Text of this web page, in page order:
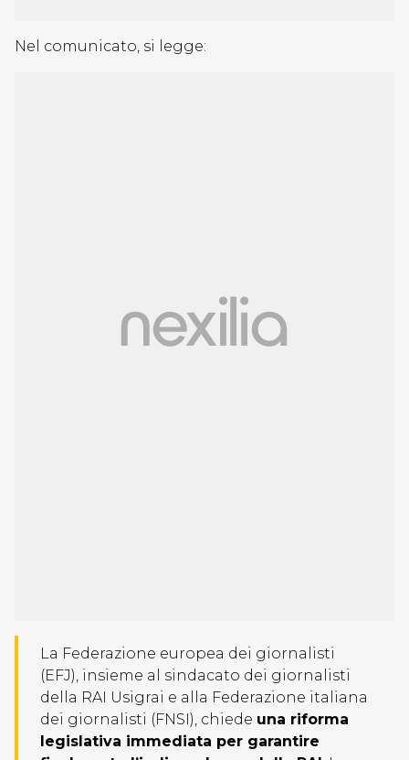
Nel comunicato, si legge:
La Federazione europea dei giornalisti
(EFJ), insieme al sindacato dei giornalisti
della RAI Usigrai e alla Federazione italiana
dei giornalisti (FNSI), chiede una riforma
legislativa immediata per garantire